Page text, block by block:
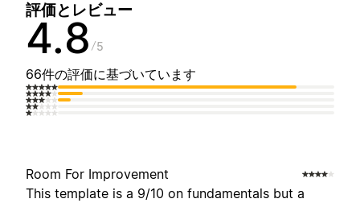
評価とレビュー
4.8 5
66件の評価に基づいています
Room For Improvement
This template is a 9/10 on fundamentals but a